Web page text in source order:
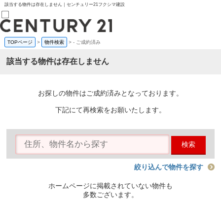
該当する物件は存在しません｜センチュリー21フクシマ建設
売買部
0120-800-844
賃貸部
会員メニュー
物件を探す
購入TOP
条件から探す
住宅ローン控除シミュレータ
TOPページ > 物件検索 >- ご成約済み
該当する物件は存在しません
お探しの物件はご成約済みとなっております。
下記にて再検索をお願いたします。
検索
絞り込んで物件を探す
ホームページに掲載されていない物件も
多数ございます。